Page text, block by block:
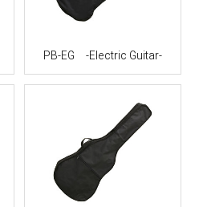
PB-EG -Electric Guitar-